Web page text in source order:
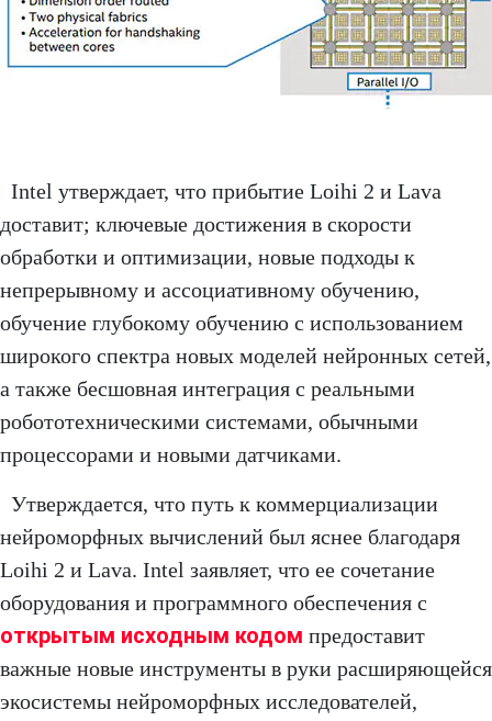
Intel утверждает, что прибытие Loihi 2 и Lava
доставит; ключевые достижения в скорости
обработки и оптимизации, новые подходы к
непрерывному и ассоциативному обучению,
обучение глубокому обучению с использованием
широкого спектра новых моделей нейронных сетей,
а также бесшовная интеграция с реальными
робототехническими системами, обычными
процессорами и новыми датчиками.
Утверждается, что путь к коммерциализации
нейроморфных вычислений был яснее благодаря
Loihi 2 и Lava. Intel заявляет, что ее сочетание
оборудования и программного обеспечения с
открытым исходным кодом предоставит
важные новые инструменты в руки расширяющейся
экосистемы нейроморфных исследователей,